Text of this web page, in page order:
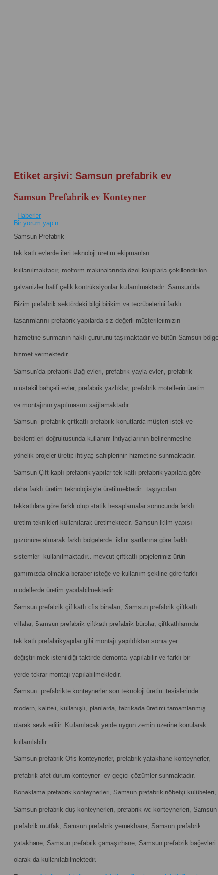
Etiket arşivi: Samsun prefabrik ev
Samsun Prefabrik ev Konteyner
Haberler
Bir yorum yapın
Samsun Prefabrik
tek katlı evlerde ileri teknoloji üretim ekipmanları
kullanılmaktadır, roolform makinalarında özel kalıplarla şekillendirilen
galvanizler hafif çelik kontrüksiyonlar kullanılmaktadır. Samsun’da
Bizim prefabrik sektördeki bilgi birikim ve tecrübelerini farklı
tasarımlarını prefabrik yapılarda siz değerli müşterilerimizin
hizmetine sunmanın haklı gururunu taşımaktadır ve bütün Samsun
hizmet vermektedir.
Samsun’da prefabrik Bağ evleri, prefabrik yayla evleri, prefabrik
müstakil bahçeli evler, prefabrik yazlıklar, prefabrik motellerin üretim
ve montajının yapılmasını sağlamaktadır.
Samsun prefabrik çiftkatlı prefabrik konutlarda müşteri istek ve
beklentileri doğrultusunda kullanım ihtiyaçlarının belirlenmesine
yönelik projeler üretip ihtiyaç sahiplerinin hizmetine sunmaktadır.
Samsun Çift kaplı prefabrik yapılar tek katlı prefabrik yapılara göre
daha farklı üretim teknolojisiyle üretilmektedir. taşıyıcıları
tekkatlılara göre farklı olup statik hesaplamalar sonucunda farklı
üretim teknikleri kullanılarak üretimektedir. Samsun iklim yapısı
gözönüne alınarak farklı bölgelerde iklim şartlarına göre farklı
sistemler kullanılmaktadır.. mevcut çiftkatlı projelerimiz ürün
gamımızda olmakla beraber isteğe ve kullanım şekline göre farklı
modellerde üretim yapılabilmektedir.
Samsun prefabrik çiftkatlı ofis binaları, Samsun prefabrik çiftkatlı
villalar, Samsun prefabrik çiftkatlı prefabrik bürolar, çiftkatlılarında
tek katlı prefabrikyapılar gibi montajı yapıldıktan sonra yer
değiştirilmek istenildiği taktirde demontaj yapılabilir ve farklı bir
yerde tekrar montajı yapılabilmektedir.
Samsun prefabrikte konteynerler son teknoloji üretim tesislerinde
modern, kaliteli, kullanışlı, planlarda, fabrikada üretimi tamamlanmış
olarak sevk edilir. Kullanılacak yerde uygun zemin üzerine konularak
kullanılabilir.
Samsun prefabrik Ofis konteynerler, prefabrik yatakhane konteynerler,
prefabrik afet durum konteyner ev geçici çözümler sunmaktadır.
Konaklama prefabrik konteynerleri, Samsun prefabrik nöbetçi kulübeleri,
Samsun prefabrik duş konteynerleri, prefabrik wc konteynerleri, Samsun
prefabrik mutfak, Samsun prefabrik yemekhane, Samsun prefabrik
yatakhane, Samsun prefabrik çamaşırhane, Samsun prefabrik bağevleri
olarak da kullanılabilmektedir.